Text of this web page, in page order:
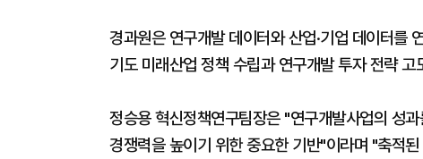
경과원은 연구개발 데이터와 산업·기업 데이터를
기도 미래산업 정책 수립과 연구개발 투자 전략
정승용 혁신정책연구팀장은 "연구개발사업의 성
경쟁력을 높이기 위한 중요한 기반"이라며 "축적